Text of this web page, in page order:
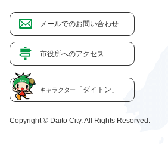
メールでのお問い合わせ
市役所へのアクセス
キャラクター 「ダイトン」
Copyright © Daito City. All Rights Reserved.